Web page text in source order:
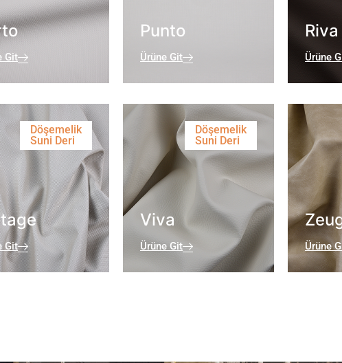
Git
Punto
Ürüne Git
Riva
Ürüne
Döşemelik
Suni Deri
Git
Döşemelik
Suni Deri
Viva
Ürüne Git Ürüne